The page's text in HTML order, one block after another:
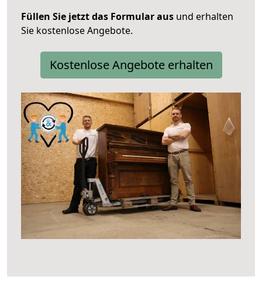
Füllen Sie jetzt das Formular aus und erhalten
Sie kostenlose Angebote.
Kostenlose Angebote erhalten